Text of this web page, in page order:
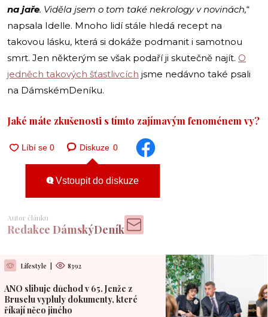
na jaře. Viděla jsem o tom také nekrology v novinách,“
napsala Idelle. Mnoho lidí stále hledá recept na
takovou lásku, která si dokáže podmanit i samotnou
smrt. Jen některým se však podaří ji skutečně najít. O
jedněch takových šťastlivcích jsme nedávno také psali
na DámskémDeníku.
Jaké máte zkušenosti s tímto zajímavým fenoménem vy?
Diskuze 0
Vstoupit do diskuze
Autor článku
Redakce DámskýDeník
Lifestyle 8392
ANO slibuje důchod v 65. Jenže z
Bruselu vypluly dokumenty, které
říkají něco jiného